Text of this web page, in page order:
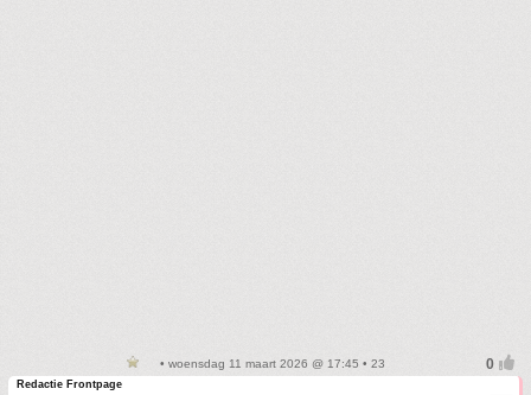
• woensdag 11 maart 2026 @ 17:45 • 23
Redactie Frontpage